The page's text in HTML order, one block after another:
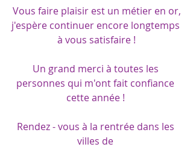
Vous faire plaisir est un métier en or,
j'espère continuer encore longtemps
à vous satisfaire !
Un grand merci à toutes les
personnes qui m'ont fait confiance
cette année !
Rendez - vous à la rentrée dans les
villes de